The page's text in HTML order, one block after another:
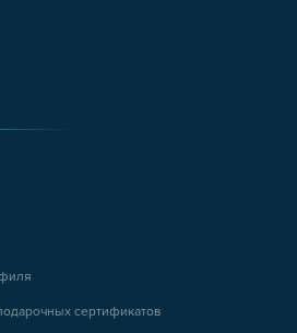
сертификатов